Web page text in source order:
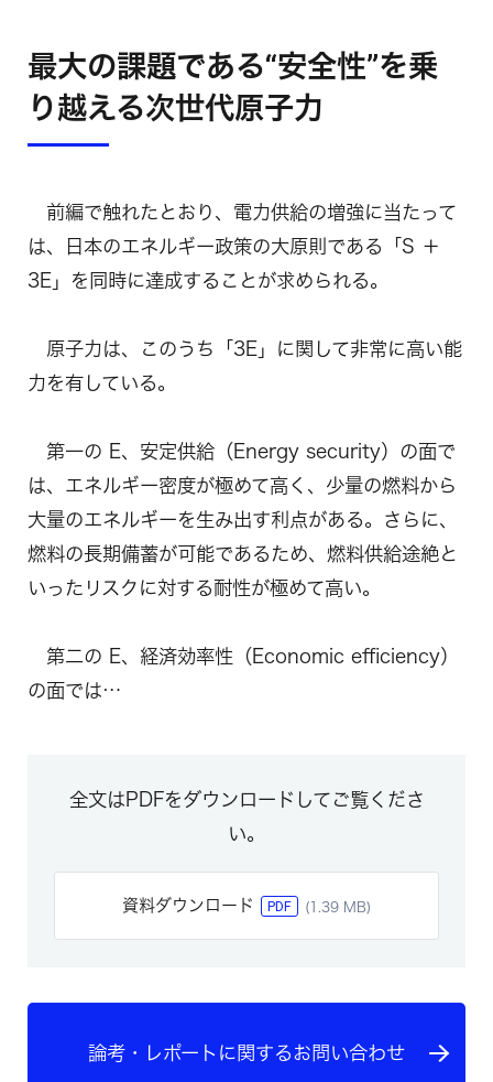
最大の課題である“安全性”を乗
り越える次世代原子力
前編で触れたとおり、電力供給の増強に当たって
は、日本のエネルギー政策の大原則である「S ＋
3E」を同時に達成することが求められる。
原子力は、このうち「3E」に関して非常に高い能
力を有している。
第一の E、安定供給（Energy security）の面で
は、エネルギー密度が極めて高く、少量の燃料から
大量のエネルギーを生み出す利点がある。さらに、
燃料の長期備蓄が可能であるため、燃料供給途絶と
いったリスクに対する耐性が極めて高い。
第二の E、経済効率性（Economic efficiency）
の面では…
全文はPDFをダウンロードしてご覧くださ
い。
資料ダウンロード PDF (1.39 MB)
論考・レポートに関するお問い合わせ